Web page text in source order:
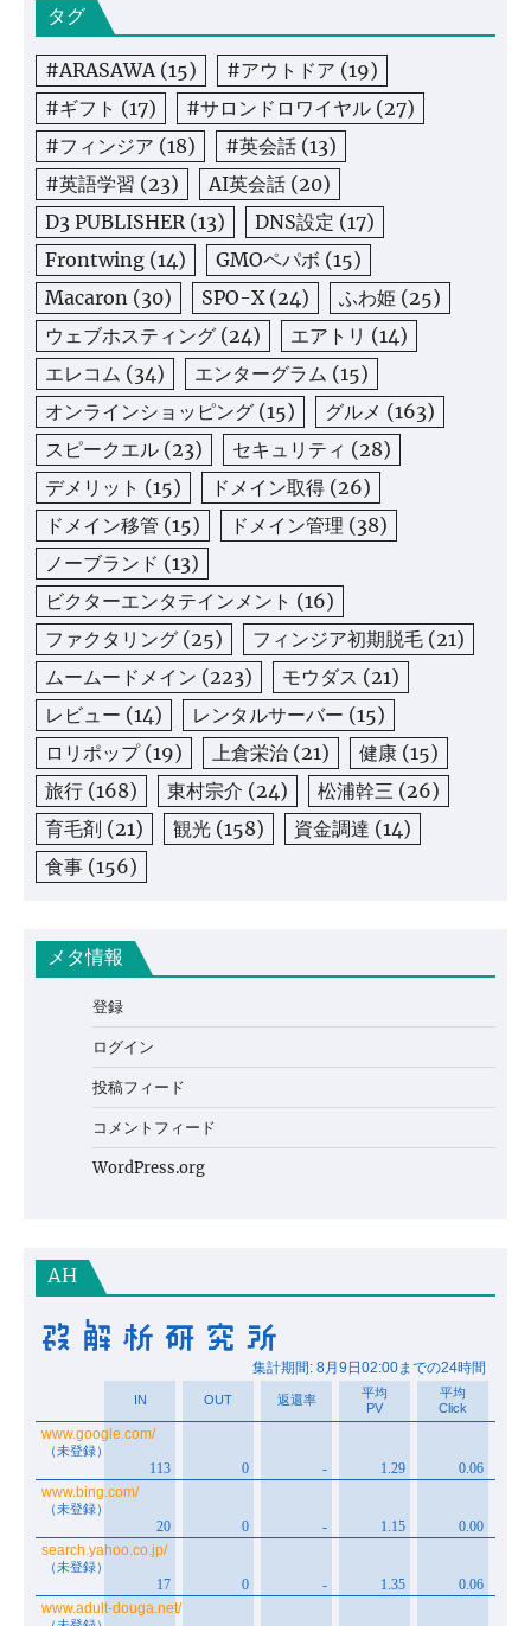
タグ
#ARASAWA(15) #アウトドア (19)
#ギフト (17) #サロンドロワイヤル (27)
#フィンジア (18) #英会話 (13)
#英語学習 (23) AI英会話 (20)
D3 PUBLISHER(13) DNS設定 (17)
Frontwing (14) GMOペパボ (15)
Macaron (30) SPO-X(24) ふわ姫 (25)
ウェブホスティング (24) エアトリ (14)
エレコム (34) エンターグラム (15)
オンラインショッピング (15) グルメ (163)
スピークエル (23) セキュリティ (28)
デメリット (15) ドメイン取得 (26)
ドメイン移管 (15) ドメイン管理 (38)
ノーブランド (13)
ビクターエンタテインメント (16)
ファクタリング (25) フィンジア初期脱毛 (21)
ムームードメイン (223) モウダス (21)
レビュー (14) レンタルサーバー (15)
ロリポップ(19) 上倉栄治 (21) 健康 (15)
旅行 (168) 東村宗介 (24) 松浦幹三 (26)
育毛剤 (21) 観光 (158) 資金調達 (14)
食事 (156)
メタ情報
登録
ログイン
投稿フィード
コメントフィード
WordPress.org
AH